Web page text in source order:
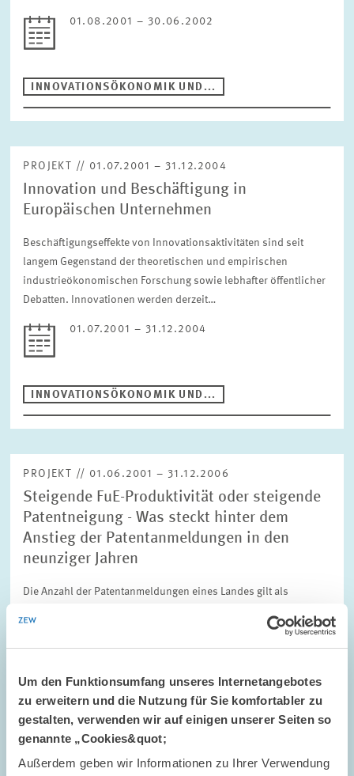
Um den Funktionsumfang unseres Internetangebotes
zu erweitern und die Nutzung für Sie komfortabler zu
gestalten, verwenden wir auf einigen unserer Seiten so
genannte „Cookies&quot;
Außerdem geben wir Informationen zu Ihrer Verwendung
01.08.2001 – 30.06.2002
INNOVATIONSÖKONOMIK UND...
PROJEKT // 01.07.2001 – 31.12.2004
Innovation und Beschäftigung in
Europäischen Unternehmen
Beschäftigungseffekte von Innovationsaktivitäten sind seit
langem Gegenstand der theoretischen und empirischen
industrieökonomischen Forschung sowie lebhafter öffentlicher
Debatten. Innovationen werden derzeit…
01.07.2001 – 31.12.2004
INNOVATIONSÖKONOMIK UND...
PROJEKT // 01.06.2001 – 31.12.2006
Steigende FuE-Produktivität oder steigende
Patentneigung - Was steckt hinter dem
Anstieg der Patentanmeldungen in den
neunziger Jahren
Die Anzahl der Patentanmeldungen eines Landes gilt als
und Entwicklung (FuE) den bedeutendsten Input liefert. Auf
gesamtwirtschaftlicher Ebene sind in…
01.06.2001 – 31.12.2006
INNOVATIONSÖKONOMIK UND...